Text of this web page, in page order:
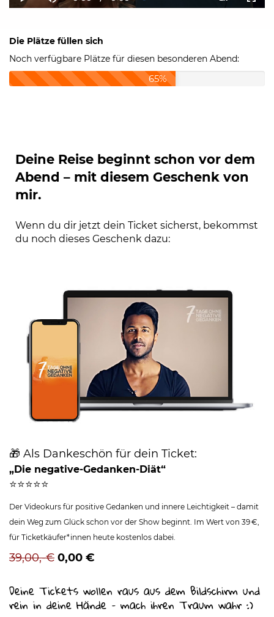
Time
0.00%
Rate
Die Plätze füllen sich
Noch verfügbare Plätze für diesen besonderen Abend:
65%
Deine Reise beginnt schon vor dem
Abend – mit diesem Geschenk von
mir.
Wenn du dir jetzt dein Ticket sicherst, bekommst
du noch dieses Geschenk dazu:
🎁 Als Dankeschön für dein Ticket:
„Die negative-Gedanken-Diät“
⭐️⭐️⭐️⭐️⭐️
Der Videokurs für positive Gedanken und innere Leichtigkeit – damit
dein Weg zum Glück schon vor der Show beginnt. Im Wert von 39 €,
für Ticketkäufer*innen heute kostenlos dabei.
39,00,-€ 0,00 €
Deine Tickets wollen raus aus dem Bildschirm und
rein in deine Hände – mach ihren Traum wahr :)